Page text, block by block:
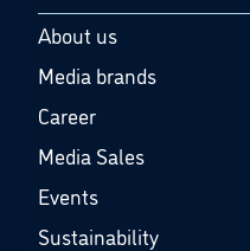
About us
Media brands
Career
Media Sales
Events
Sustainability